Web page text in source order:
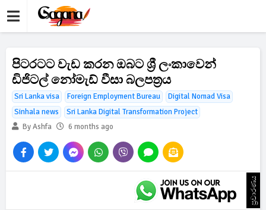
පිටරටට වැඩ කරන ඔබට ශ්‍රී ලංකාවෙන්
ඩිජිටල් නෝමැඩ් වීසා බලපත්‍රය
Sri Lanka visa Foreign Employment Bureau
Digital Nomad Visa
Sinhala news
Sri Lanka Digital Transformation Project
By Ashfa
6 months ago
ප්‍රචාරණය